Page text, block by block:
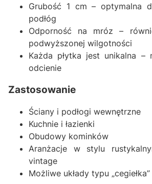
Grubość 1 cm – optymalna
podłóg
Odporność na mróz –
podwyższonej wilgotności
Każda płytka jest unikalna –
odcienie
Zastosowanie
Ściany i podłogi wewnętrzne
Kuchnie i łazienki
Obudowy kominków
Aranżacje w stylu
vintage
Możliwe układy typu